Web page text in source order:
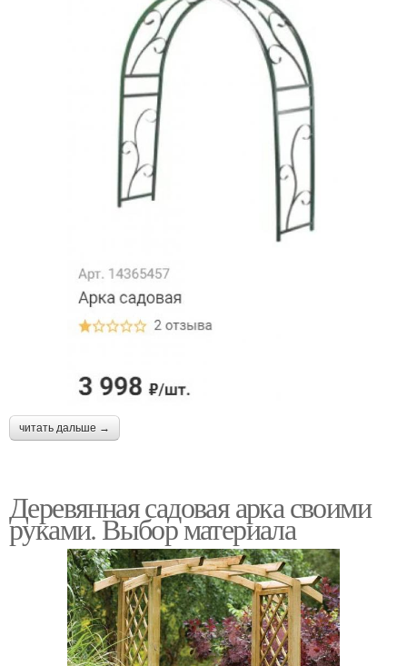
читать дальше →
Деревянная садовая арка своими
руками. Выбор материала